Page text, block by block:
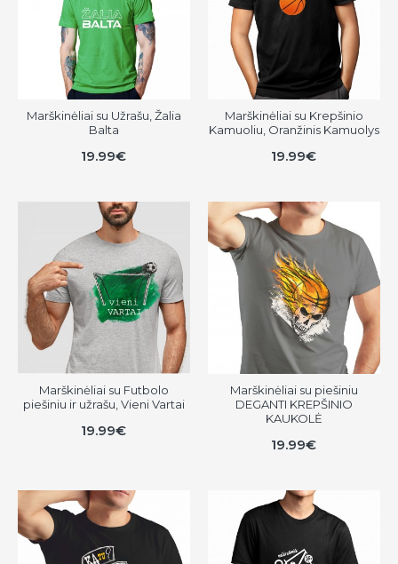
Marškinėliai su Užrašu, Žalia
Balta
19.99€
Marškinėliai su Krepšinio
Kamuoliu, Oranžinis Kamuolys
19.99€
Marškinėliai su Futbolo
piešiniu ir užrašu, Vieni Vartai
19.99€
Marškinėliai su piešiniu
DEGANTI KREPŠINIO
KAUKOLĖ
19.99€